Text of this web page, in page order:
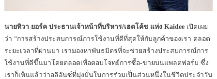
นายทิวา ยอร์ค ประธานเจ้าหน้าที่บริหาร/เฮดโค้ช แห่ง Kaideeเปิดเผย
ว่า “การสร้างประสบการณ์การใช้งานที่ดีที่สุดให้กับลูกค้าของเรา ตลอด
ระยะเวลาที่ผ่านมา เรามองหาพันธมิตรที่จะช่วยสร้างประสบการณ์การ
ใช้งานที่ดีขึ้นมาโดยตลอดเพื่อตอบโจทย์การซื้อ-ขายบนแพลตฟอร์ม ซึ่ง
เราก็เห็นแล้วว่าอลิอันซ์ที่มุ่งมั่นในการร่วมเป็นส่วนหนึ่งในชีวิตประจำวัน